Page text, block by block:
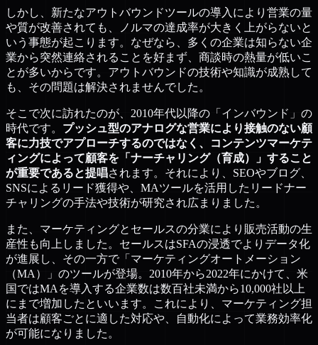
しかし、新たなアウトバウンドツールの導入により営業の量
や質が改善されても、ノルマの達成率が大きく上がらないと
いう事態が起こります。なぜなら、多くの企業は知らない企
業から突然連絡されることを好まず、商談時の熱量が低いこ
とが多いからです。アウトバウンドの技術や知識が成熟して
も、その問題は解決されませんでした。
そこで次に訪れたのが、2010年代以降の「インバウンド」の
時代です。 プッシュ型のアナログな営業により接触のない顧
客に力技でアプローチするのではなく、コンテンツマーケテ
ィングによって顧客を「ナーチャリング（育成）」すること
が重要であると提唱されます。それにより、SEOやブログ、
SNSによるリード獲得や、MAツールを活用したリードナー
チャリングの手法や技術が研究され広まりました。
また、マーケティングとセールスの分業により販売活動の生
産性も向上しました。セールスはSFAの浸透でよりデータ化
が進展し、その一方で「マーケティングオートメーション
（MA）」のツールが登場。2010年から2022年にかけて、米
国ではMAを導入する企業数は数百社未満から10,000社以上
にまで増加したといいます。これにより、マーケティング担
当者は顧客ごとに適した対応や、自動化によって業務効率化
が可能になりました。